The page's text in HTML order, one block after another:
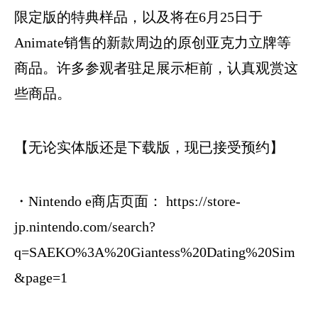
限定版的特典样品，以及将在6月25日于
Animate销售的新款周边的原创亚克力立牌等
商品。许多参观者驻足展示柜前，认真观赏这
些商品。
【无论实体版还是下载版，现已接受预约】
・Nintendo e商店页面： https://store-
jp.nintendo.com/search?
q=SAEKO%3A%20Giantess%20Dating%20Sim
&page=1